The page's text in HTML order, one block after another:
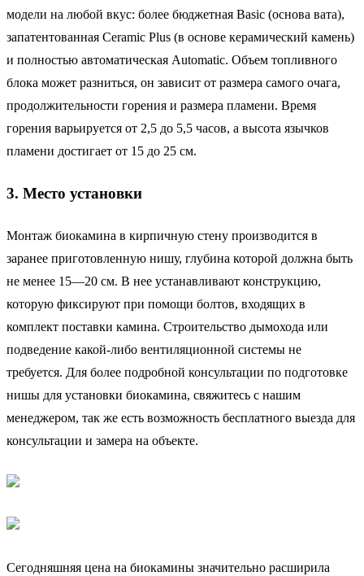
модели на любой вкус: более бюджетная Basic (основа вата),
запатентованная Ceramic Plus (в основе керамический камень)
и полностью автоматическая Automatic. Объем топливного
блока может разниться, он зависит от размера самого очага,
продолжительности горения и размера пламени. Время
горения варьируется от 2,5 до 5,5 часов, а высота язычков
пламени достигает от 15 до 25 см.
3. Место установки
Монтаж биокамина в кирпичную стену производится в
заранее приготовленную нишу, глубина которой должна быть
не менее 15—20 см. В нее устанавливают конструкцию,
которую фиксируют при помощи болтов, входящих в
комплект поставки камина. Строительство дымохода или
подведение какой-либо вентиляционной системы не
требуется. Для более подробной консультации по подготовке
нишы для установки биокамина, свяжитесь с нашим
менеджером, так же есть возможность бесплатного выезда для
консультации и замера на объекте.
Сегодняшняя цена на биокамины значительно расширила